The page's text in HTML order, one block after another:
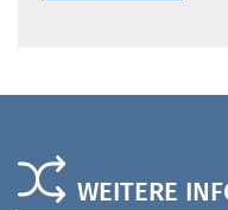
WEITERE